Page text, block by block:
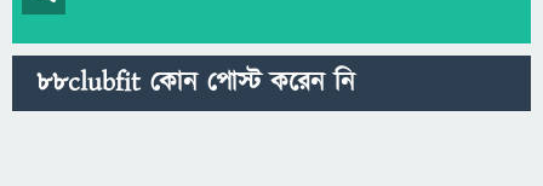
88clubfit কোন পোস্ট করেন নি